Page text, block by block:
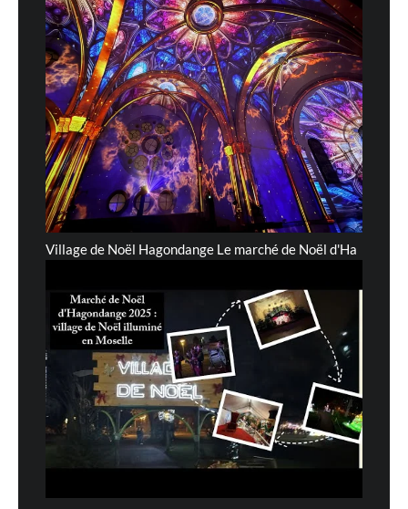
Village de Noël Hagondange Le marché de Noël d'Ha